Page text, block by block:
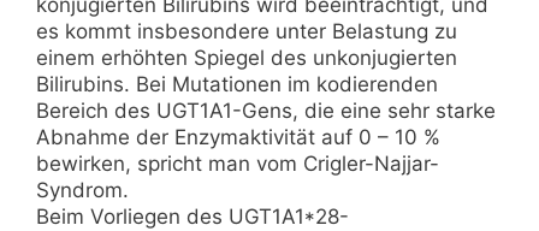
es kommt insbesondere unter Belastung zu
einem erhöhten Spiegel des unkonjugierten
Bilirubins. Bei Mutationen im kodierenden
Bereich des UGT1A1-Gens, die eine sehr starke
Abnahme der Enzymaktivität auf 0 – 10 %
bewirken, spricht man vom Crigler-Najjar-
Syndrom.
Beim Vorliegen des UGT1A1*28-